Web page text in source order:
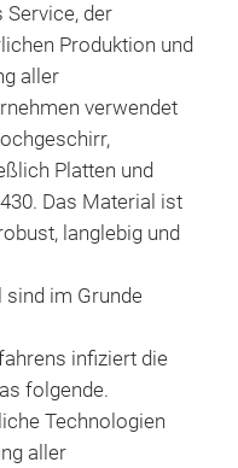
Service, der
Produktion und
aller
verwendet
Platten und
Das Material ist
langlebig und
sind im Grunde
infiziert die
folgende.
Technologien
aller